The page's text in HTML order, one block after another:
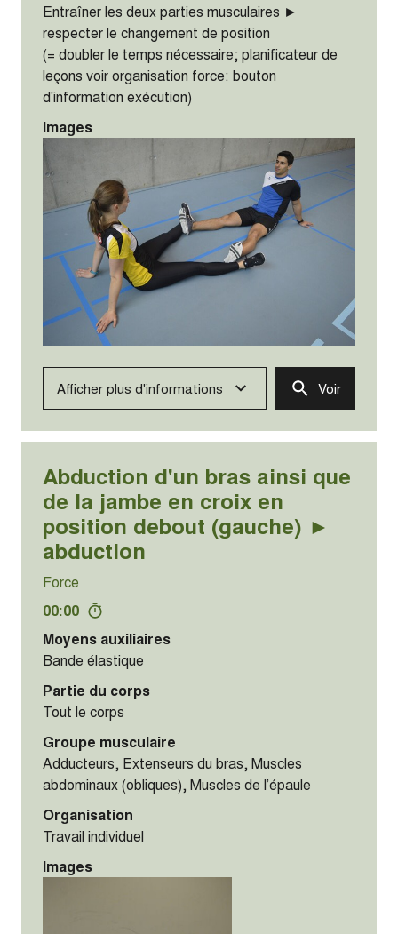
Entraîner les deux parties musculaires ►
respecter le changement de position
(= doubler le temps nécessaire; planificateur de
leçons voir organisation force: bouton
d'information exécution)
Images
Afficher plus d'informations Voir
Abduction d'un bras ainsi que
de la jambe en croix en
position debout (gauche) ►
abduction
Force
00:00
Moyens auxiliaires
Bande élastique
Partie du corps
Tout le corps
Groupe musculaire
Adducteurs, Extenseurs du bras, Muscles
abdominaux (obliques), Muscles de l’épaule
Organisation
Travail individuel
Images